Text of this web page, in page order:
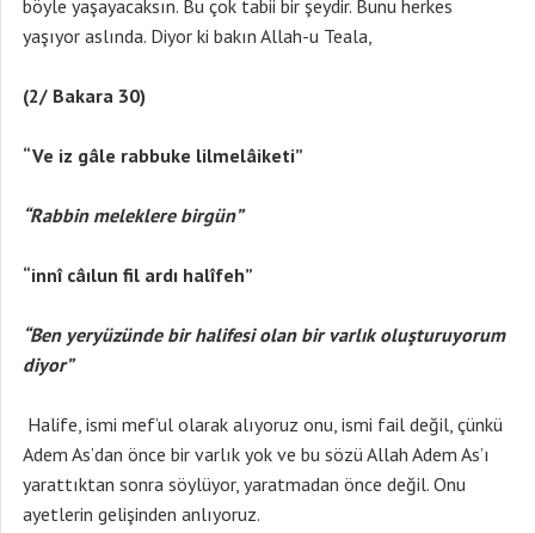
böyle yaşayacaksın. Bu çok tabii bir şeydir. Bunu herkes
yaşıyor aslında. Diyor ki bakın Allah-u Teala,
(2/ Bakara 30)
“Ve iz gâle rabbuke lilmelâiketi”
“Rabbin meleklere birgün”
“innî câılun fil ardı halîfeh”
“Ben yeryüzünde bir halifesi olan bir varlık oluşturuyorum
diyor”
Halife, ismi mef’ul olarak alıyoruz onu, ismi fail değil, çünkü
Adem As’dan önce bir varlık yok ve bu sözü Allah Adem As’ı
yarattıktan sonra söylüyor, yaratmadan önce değil. Onu
ayetlerin gelişinden anlıyoruz.